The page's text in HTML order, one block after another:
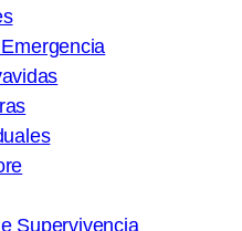
Supervivencia